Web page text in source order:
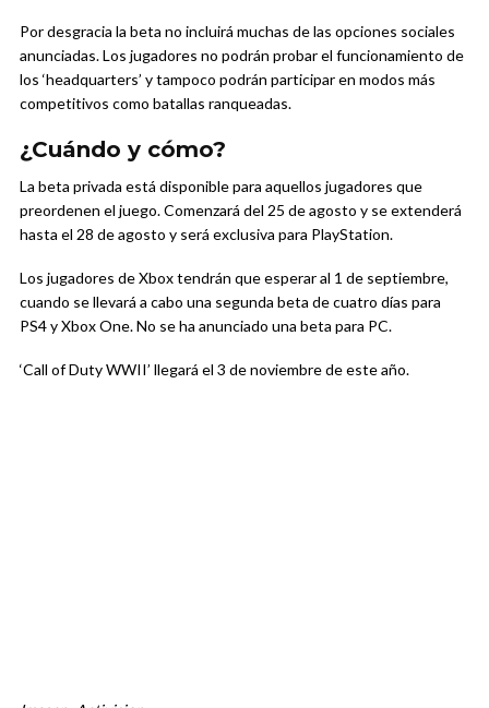
Por desgracia la beta no incluirá muchas de las opciones sociales
anunciadas. Los jugadores no podrán probar el funcionamiento de
los ‘headquarters’ y tampoco podrán participar en modos más
competitivos como batallas ranqueadas.
¿Cuándo y cómo?
La beta privada está disponible para aquellos jugadores que
preordenen el juego. Comenzará del 25 de agosto y se extenderá
hasta el 28 de agosto y será exclusiva para PlayStation.
Los jugadores de Xbox tendrán que esperar al 1 de septiembre,
cuando se llevará a cabo una segunda beta de cuatro días para
PS4 y Xbox One. No se ha anunciado una beta para PC.
‘Call of Duty WWII’ llegará el 3 de noviembre de este año.